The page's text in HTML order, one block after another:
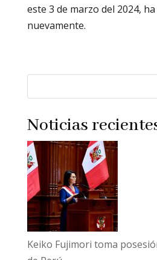
este 3 de marzo del 2024,
nuevamente.
Noticias
Keiko Fujimori toma